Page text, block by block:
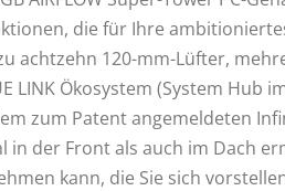
die für Ihre
achtzehn 120-mm-Lüfter,
LINK Ökosystem (System Hub
zum Patent angemeldeten
der Front als auch im Dach
kann, die Sie sich